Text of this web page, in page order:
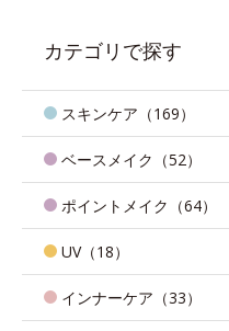
カテゴリで探す
スキンケア（169）
ベースメイク（52）
ポイントメイク（64）
UV（18）
インナーケア（33）